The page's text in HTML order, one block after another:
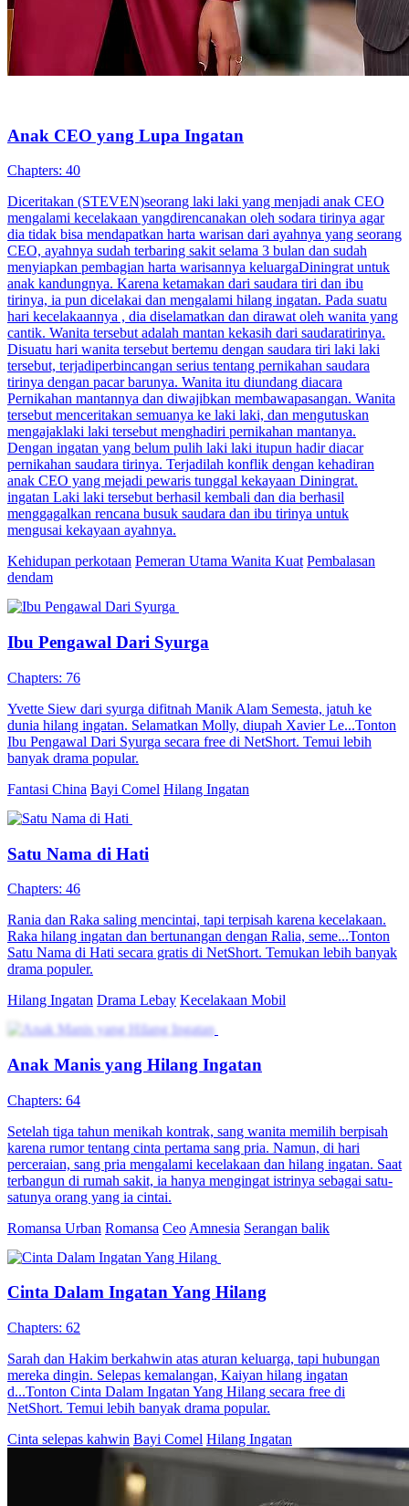
tindas ibu tiri Angelo sampai kepalanya terbentur dan tak terduga
ingatannya kembali.
Cinta Setelah Menikah Hilang Ingatan Menikah Kilat
Diceritakan (STEVEN)seorang laki laki yang menjadi anak CEO
mengalami kecelakaan yangdirencanakan oleh sodara tirinya agar
dia tidak bisa mendapatkan harta warisan dari ayahnya yang seorang
menyiapkan pembagian harta warisannya keluargaDiningrat untuk
anak kandungnya. Karena ketamakan dari saudara tiri dan ibu
tirinya, ia pun dicelakai dan mengalami hilang ingatan. Pada suatu
hari kecelakaannya , dia diselamatkan dan dirawat oleh wanita yang
cantik. Wanita tersebut adalah mantan kekasih dari saudaratirinya.
tersebut, terjadiperbincangan serius tentang pernikahan saudara
Pernikahan mantannya dan diwajibkan membawapasangan. Wanita
tersebut menceritakan semuanya ke laki laki, dan mengutuskan
mengajaklaki laki tersebut menghadiri pernikahan mantanya.
Dengan ingatan yang belum pulih laki laki itupun hadir diacar
pernikahan saudara tirinya. Terjadilah konflik dengan kehadiran
anak CEO yang mejadi pewaris tunggal kekayaan Diningrat.
ingatan Laki laki tersebut berhasil kembali dan dia berhasil
menggagalkan rencana busuk saudara dan ibu tirinya untuk
mengusai kekayaan ayahnya.
Kehidupan perkotaan Pemeran Utama Wanita Kuat
Ibu Pengawal Dari Syurga
Chapters: 76
​​Yvette Siew dari syurga difitnah Manik Alam Semesta, jatuh ke
dunia hilang ingatan. Selamatkan Molly, diupah Xavier Le...Tonton
Ibu Pengawal Dari Syurga secara free di NetShort. Temui lebih
banyak drama popular.